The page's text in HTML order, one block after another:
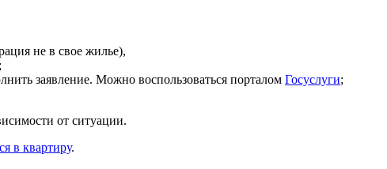
не в свое жилье),
заявление. Можно воспользоваться порталом Госуслуги;
от ситуации.
в квартиру.